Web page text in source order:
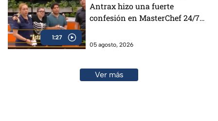
1:27
Antrax hizo una fuerte
confesión en MasterChef 24/7
05 agosto, 2026
Ver más